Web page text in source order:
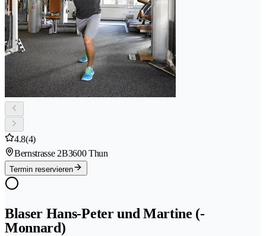
4.8(4)
Bernstrasse 2B3600 Thun
Termin reservieren
Blaser Hans-Peter und Martine (-
Monnard)